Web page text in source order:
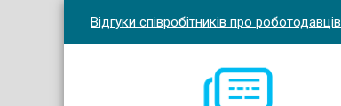
Відгуки співробітників про роботодавців